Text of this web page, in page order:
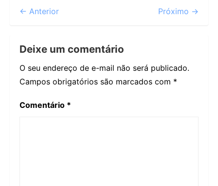
← Anterior Próximo →
Deixe um comentário
O seu endereço de e-mail não será publicado.
Campos obrigatórios são marcados com *
Comentário *